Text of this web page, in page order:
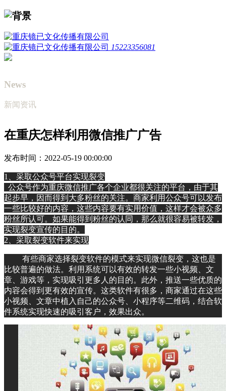
15223356081
News
新闻资讯
在重庆怎样利用微信推广广告
发布时间：2022-05-19 00:00:00
1、采取公众号平台实现裂变
公众号作为重庆微信推广各个企业都很关注的平台，由于其
起步早，因而得到大多粉丝的关注。商家利用公众号可以发布
一些比较好的内容，这些内容要有实用价值，这样才会被众多
粉丝所认可。如果能得到粉丝的认同，那么就很容易被转发，
实现裂变宣传的目的。
2、采取裂变软件来实现
有些商家选择裂变软件的模式来实现微信裂变，这也是
比较普遍的做法。利用系统可以有效的转发一些小视频、文
章、游戏等，实现吸引更多人的目的。此外，推送一些优质的
内容会得到更有效的宣传。这类软件有很多，商家通过在这些
小视频、文章中植入自己的公众号、小程序等二维码，结合软
件系统实现快速的吸引客户，效果出众。